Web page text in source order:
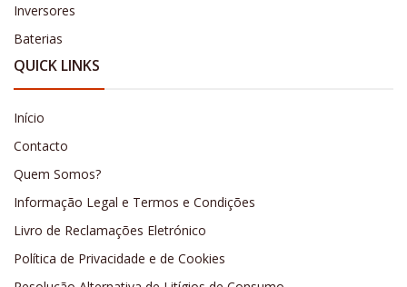
Inversores
Baterias
QUICK LINKS
Início
Contacto
Quem Somos?
Informação Legal e Termos e Condições
Livro de Reclamações Eletrónico
Política de Privacidade e de Cookies